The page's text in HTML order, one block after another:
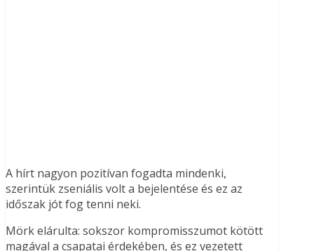
A hírt nagyon pozitívan fogadta mindenki,
szerintük zseniális volt a bejelentése és ez az
időszak jót fog tenni neki.
Mörk elárulta: sokszor kompromisszumot kötött
magával a csapatai érdekében, és ez vezetett